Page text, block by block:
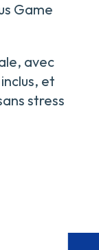
Game
avec
et
stress